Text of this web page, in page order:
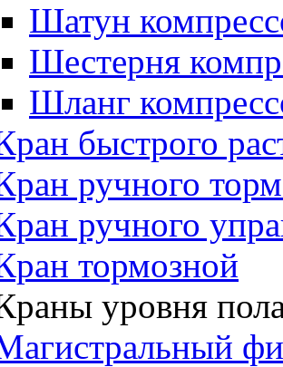
Шатун
Шестерня
Шланг
быстрого
ручного
ручного
тормозной
уровня